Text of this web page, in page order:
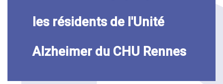
les résidents de l'Unité
Alzheimer du CHU Rennes